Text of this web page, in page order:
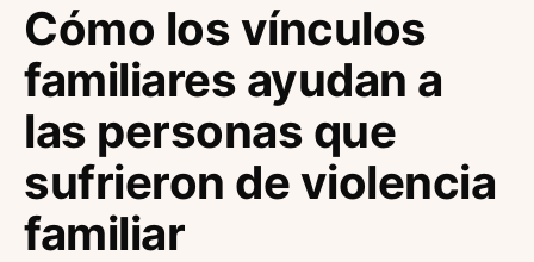
Cómo los vínculos
familiares ayudan a
las personas que
sufrieron de violencia
familiar